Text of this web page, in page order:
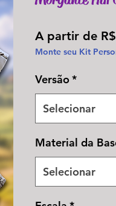
A partir de
Monte seu Kit
Versão*
Selecionar
Material da
Selecionar